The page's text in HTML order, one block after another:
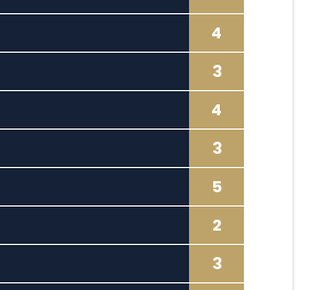
4
3
4
3
5
2
3